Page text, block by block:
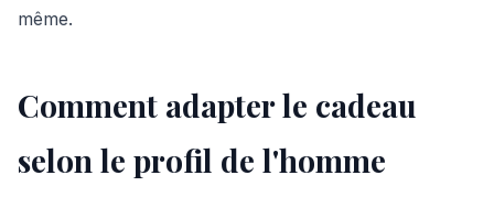
même.
Comment adapter le cadeau
selon le profil de l'homme